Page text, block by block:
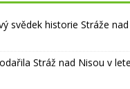
svědek historie Stráže
Stráž nad Nisou v